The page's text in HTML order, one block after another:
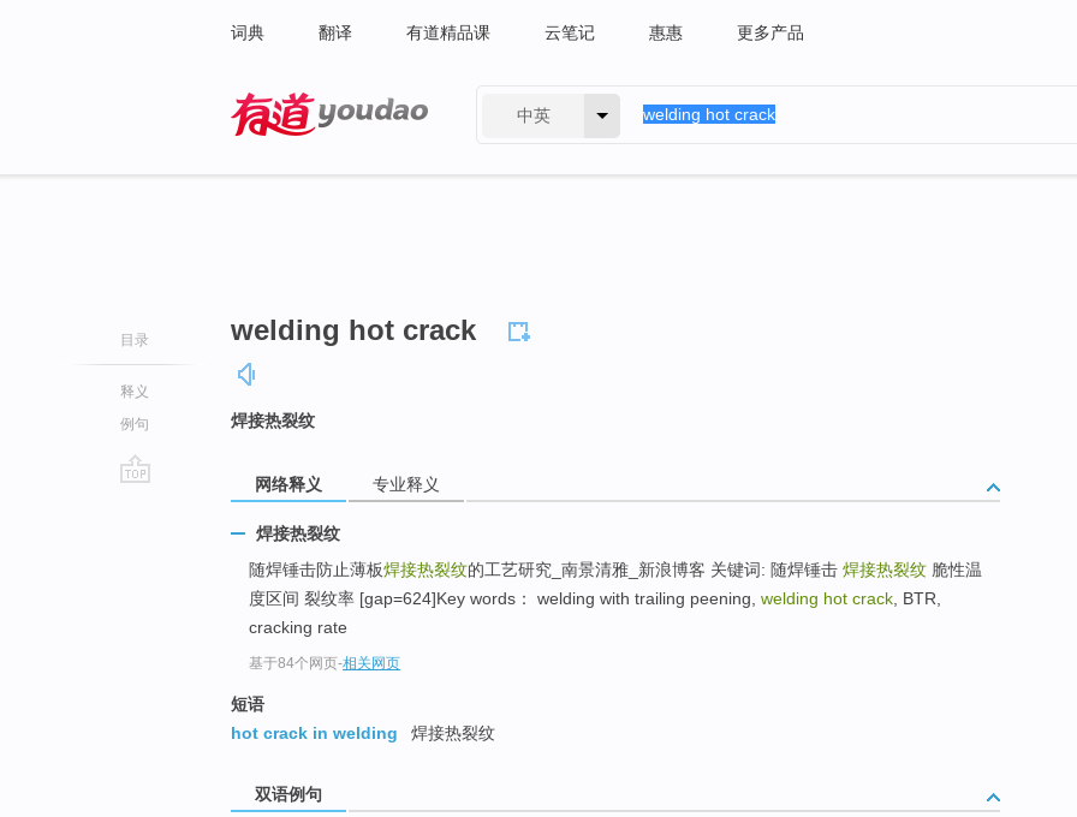
词典 翻译 有道精品课 云笔记 惠惠 更多产品
中英
目录
释义
例句
welding hot crack
焊接热裂纹
网络释义 专业释义
焊接热裂纹
随焊锤击防止薄板焊接热裂纹的工艺研究_南景清雅_新浪博客 关键词: 随焊锤击 焊接热裂纹 脆性温
度区间 裂纹率 [gap=624]Key words： welding with trailing peening, welding hot crack , BTR,
cracking rate
基于84个网页-相关网页
短语
hot crack in welding
焊接热裂纹
双语例句